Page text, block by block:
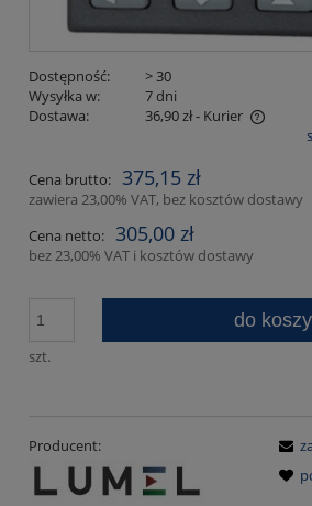
Dostępność:
> 30
Wysyłka w:
7 dni
Dostawa:
36,90 zł- Kurier
Cena nie zawiera ewentualnych
Cena brutto: 375,15 zł
zawiera 23,00% VAT, bez kosztów dostawy
Cena netto:
305,00 zł
bez 23,00% VAT i kosztów dostawy
szt.
do
Producent: